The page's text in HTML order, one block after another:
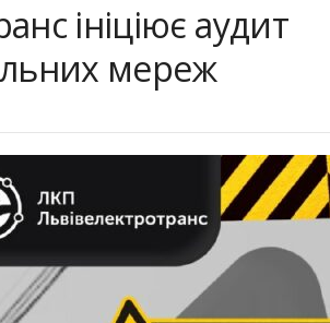
ініціює аудит
мереж